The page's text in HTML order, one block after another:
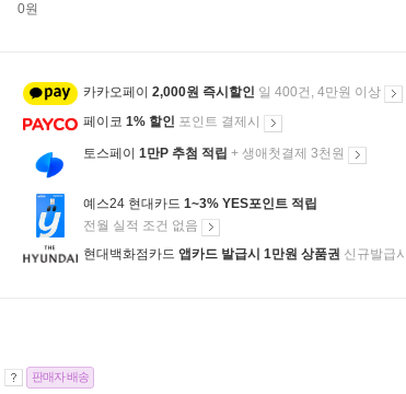
0원
카카오페이 2,000원 즉시할인 일 400건, 4만원 이상
페이코 1% 할인 포인트 결제시
토스페이 1만P 추첨 적립 + 생애첫결제 3천원
예스24 현대카드 1~3% YES포인트 적립
전월 실적 조건 없음
현대백화점카드 앱카드 발급시 1만원 상품권 신규발급시
판매자 배송